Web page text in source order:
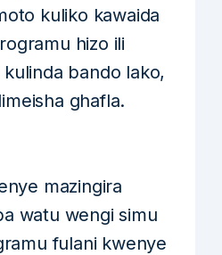
kuliko kawaida
hizo ili
bando lako,
ghafla.
mazingira
watu wengi simu
fulani kwenye